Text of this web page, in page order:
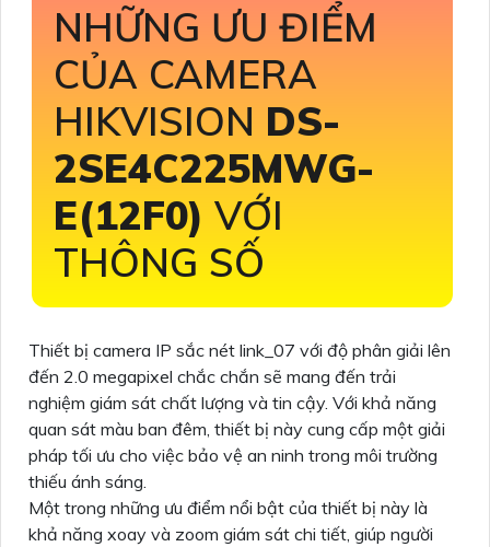
NHỮNG ƯU ĐIỂM
CỦA CAMERA
HIKVISION DS-
2SE4C225MWG-
E(12F0) VỚI
THÔNG SỐ
Thiết bị camera IP sắc nét link_07 với độ phân giải lên
đến 2.0 megapixel chắc chắn sẽ mang đến trải
nghiệm giám sát chất lượng và tin cậy. Với khả năng
quan sát màu ban đêm, thiết bị này cung cấp một giải
pháp tối ưu cho việc bảo vệ an ninh trong môi trường
thiếu ánh sáng.
Một trong những ưu điểm nổi bật của thiết bị này là
khả năng xoay và zoom giám sát chi tiết, giúp người